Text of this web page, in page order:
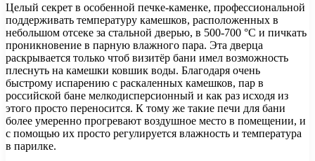
Целый секрет в особенной печке-каменке, профессиональной
поддерживать температуру камешков, расположенных в
небольшом отсеке за стальной дверью, в 500-700 °С и пичкать
проникновение в парную влажного пара. Эта дверца
раскрывается только чтоб визитёр бани имел возможность
плеснуть на камешки ковшик воды. Благодаря очень
быстрому испарению с раскаленных камешков, пар в
российской бане мелкодисперсионный и как раз исходя из
этого просто переносится. К тому же такие печи для бани
более умеренно прогревают воздушное место в помещении, и
с помощью их просто регулируется влажность и температура
в парилке.